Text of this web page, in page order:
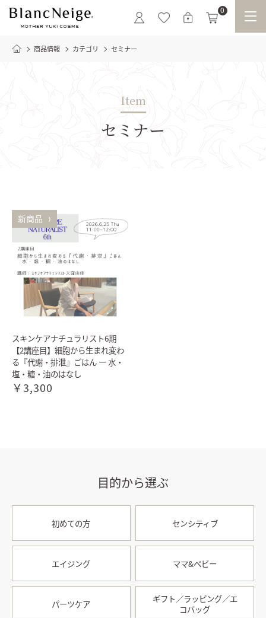
0
商品情報 カテゴリ セミナー
Item
セミナー
おすすめ
新商品
スキンケアナチュラリスト6期
【2講座目】細胞から生まれ変わ
る『代謝・排泄』ごはん ー 水・
塩・糖・油のはなし
￥3,300
目的から選ぶ
初めての方 センシティブ
エイジング ママ&ベビー
パーツケア
ギフト／ラッピング／エ
コバッグ